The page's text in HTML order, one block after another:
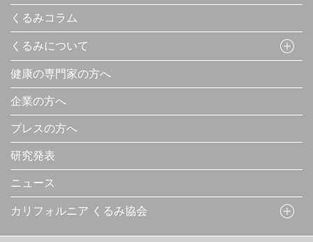
くるみコラム
くるみについて
健康の専門家の方へ
企業の方へ
プレスの方へ
研究発表
ニュース
カリフォルニア くるみ協会